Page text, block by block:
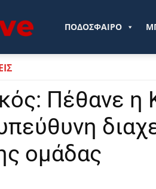
Sportlive.grΠΟΔΟΣΦΑΙΡΟ
Πέθανε η
ομάδας